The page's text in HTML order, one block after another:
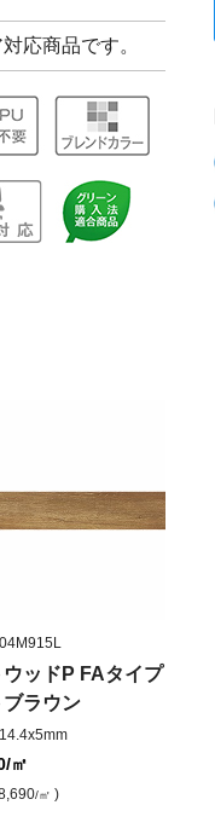
応商品です。
ウッドP FAタイプ
ブラウン
/㎡
/㎡ )